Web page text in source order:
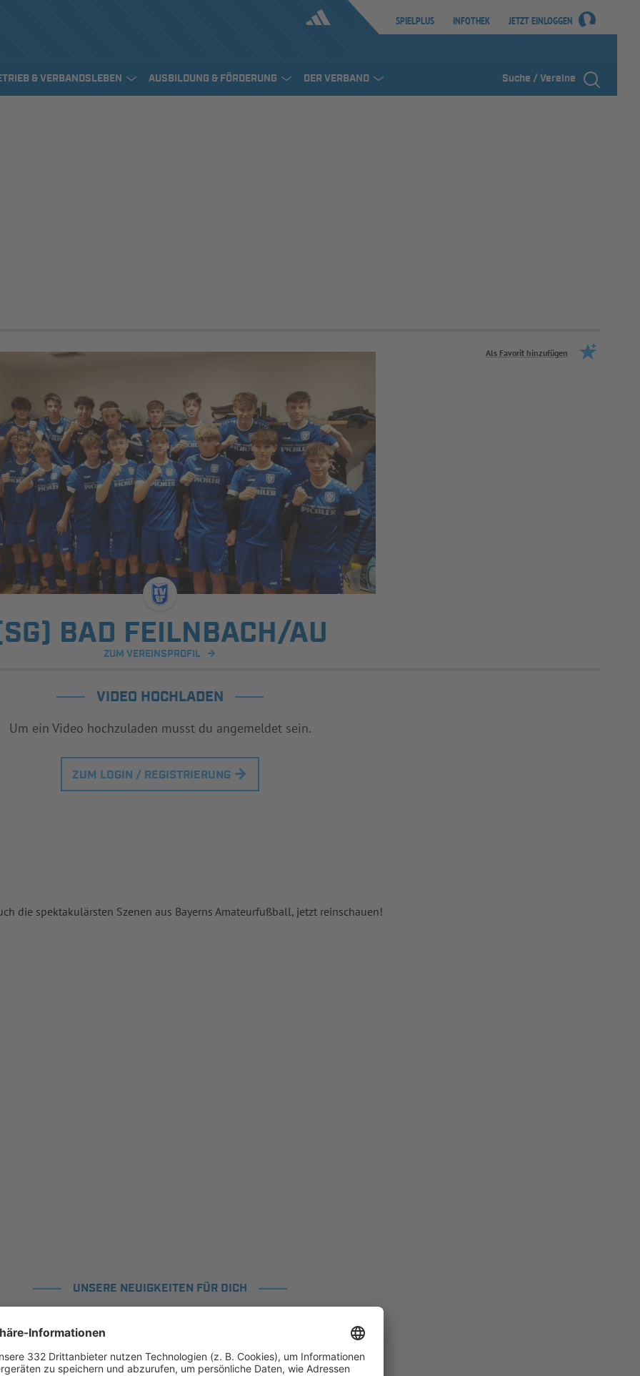
SPIELPLUS INFOTHEK JETZT EINLOGGEN
& VERBANDSLEBEN AUSBILDUNG & FÖRDERUNG DER VERBAND Suche / Vereine
Als Favorit hinzufügen
BAD FEILNBACH/AU
ZUM VEREINSPROFIL
VIDEO HOCHLADEN
Um ein Video hochzuladen musst du angemeldet sein.
ZUM LOGIN / REGISTRIERUNG
die spektakulärsten Szenen aus Bayerns Amateurfußball, jetzt reinschauen!
UNSERE NEUIGKEITEN FÜR DICH
ALLE NEWS